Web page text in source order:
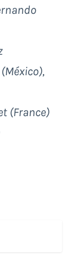
(France)